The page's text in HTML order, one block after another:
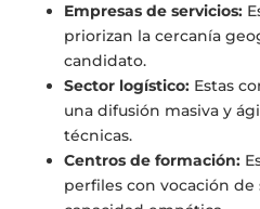
Empresas de servicios:
priorizan la cercanía
candidato.
Sector logístico:Estas
una difusión masiva y
técnicas.
Centros de formación:
perfiles con vocación de